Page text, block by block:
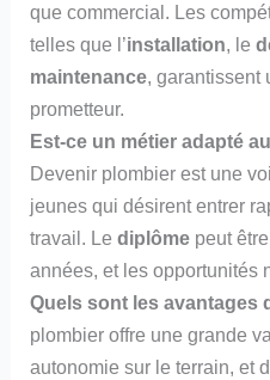
que commercial. Les
telles que l’installation, le
maintenance, garantissent
prometteur.
Est-ce un métier adapté
Devenir plombier est une
jeunes qui désirent entrer
travail. Lediplôme peut
années, et les opportunités
Quels sont les avantages
plombier offre une grande
autonomie sur le terrain, et